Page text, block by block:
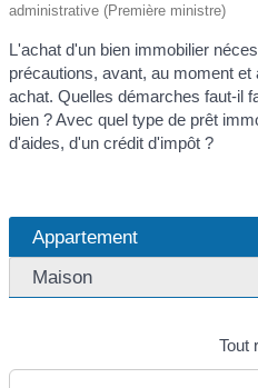
administrative (Première ministre)
L'achat d'un bien immobilier
précautions, avant, au moment
achat. Quelles démarches faut-il
bien ? Avec quel type de prêt
d'aides, d'un crédit d'impôt ?
Appartement
Maison
Tout